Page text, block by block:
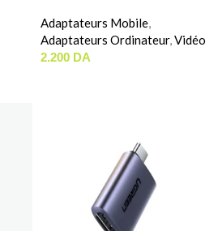
Adaptateurs Mobile,
Adaptateurs Ordinateur,Vidéo
2.200 DA